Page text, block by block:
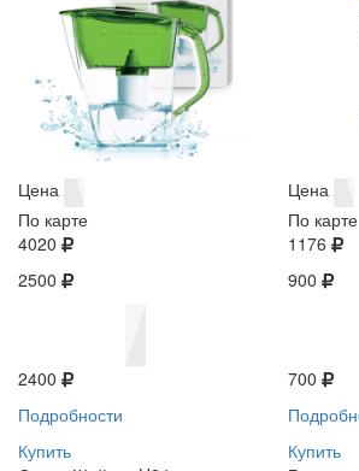
Цена
По карте
4020
2500
2400
Подробности
Купить
Цена
По карте
1176
900
700
Купить